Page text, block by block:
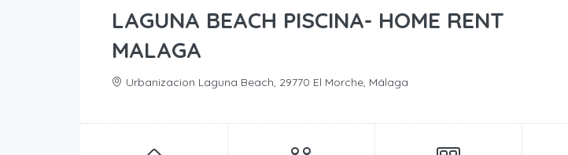
LAGUNA BEACH PISCINA- HOME RENT
MALAGA
Urbanizacion Laguna Beach, 29770 El Morche, Málaga